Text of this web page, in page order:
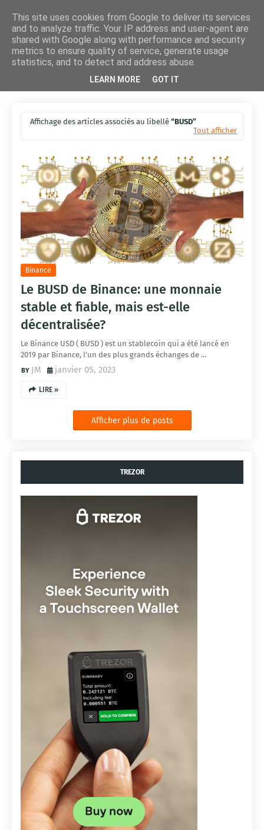
Affichage des articles associés au libellé BUSD
Tout afficher
Binance
Le BUSD de Binance: une monnaie
stable et fiable, mais est-elle
décentralisée?
Le Binance USD ( BUSD ) est un stablecoin qui a été lancé en
2019 par Binance, l'un des plus grands échanges de …
JM janvier 05, 2023
LIRE »
Afficher plus de posts
TREZOR
This site uses cookies from Google to deliver its services
and to analyze traffic. Your IP address and user-agent are
shared with Google along with performance and security
metrics to ensure quality of service, generate usage
statistics, and to detect and address abuse.
LEARN MORE GOT IT